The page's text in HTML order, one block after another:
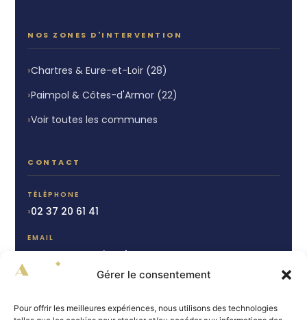
Gérer le consentement
Pour offrir les meilleures expériences, nous utilisons des technologies
NOS ZONES D'INTERVENTION
Chartres & Eure-et-Loir (28)
Paimpol & Côtes-d'Armor (22)
Voir toutes les communes
CONTACT
TÉLÉPHONE
02 37 20 61 41
EMAIL
contact@autrimo.fr
28000 Chartres